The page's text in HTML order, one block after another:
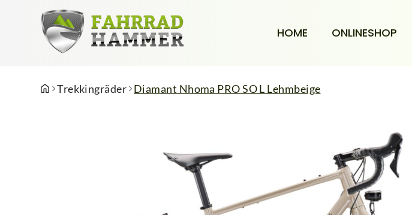
HOME ONLINESHOP
Trekkingräder Diamant Nhoma PRO SO L Lehmbeige